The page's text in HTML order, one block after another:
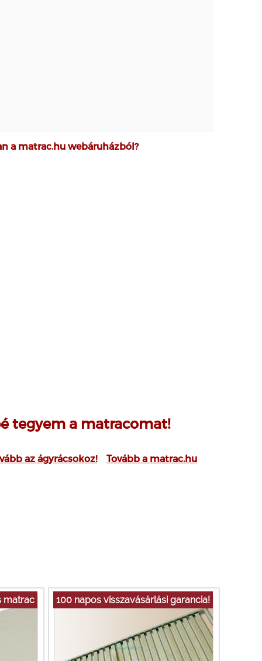
a matrac.hu webáruházból?
tegyem a matracomat!
az ágyrácsokoz!
Tovább a matrac.hu
matrac 100 napos visszavásárlási garancia!